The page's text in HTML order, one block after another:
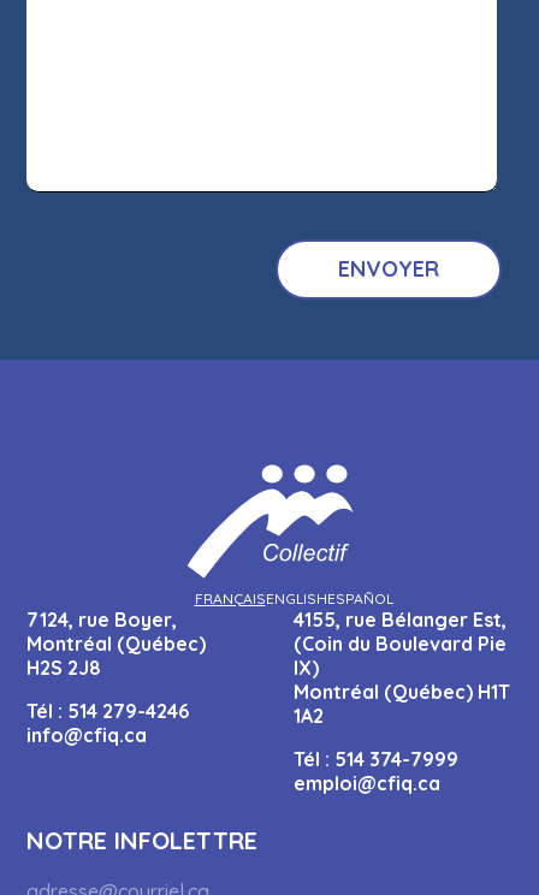
FRANÇAISENGLISHESPAÑOL
7124, rue Boyer,
Montréal (Québec)
H2S 2J8
Tél : 514 279-4246
info@cfiq.ca
4155, rue Bélanger Est,
(Coin du Boulevard Pie
IX)
Montréal (Québec) H1T
1A2
Tél : 514 374-7999
emploi@cfiq.ca
NOTRE INFOLETTRE